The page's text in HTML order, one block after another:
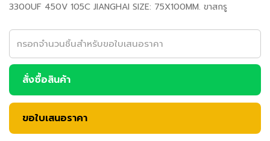
3300UF 450V 105C JIANGHAI SIZE: 75X100MM. ขาสกรู
สั่งซื้อสินค้า
ขอใบเสนอราคา